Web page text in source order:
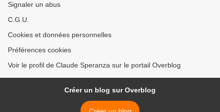
Signaler un abus
C.G.U.
Cookies et données personnelles
Préférences cookies
Voir le profil de Claude Speranza sur le portail Overblog
Créer un blog sur Overblog